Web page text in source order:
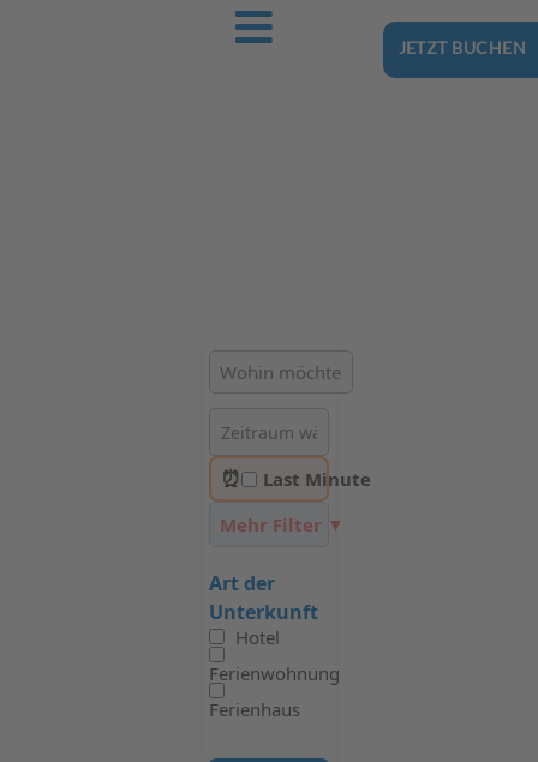
JETZT BUCHEN
⏰
Last Minute
Mehr Filter ▼
Art der
Unterkunft
Hotel
Ferienwohnung
Ferienhaus